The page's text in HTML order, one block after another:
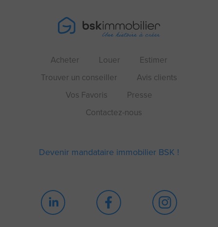
Acheter Louer
Estimer
Trouver un conseiller
Avis clients
Vos Favoris
Presse
Contactez-nous
Devenir mandataire immobilier BSK !